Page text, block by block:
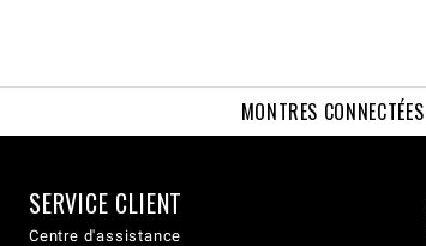
MONTRES CONNECTÉES
SERVICE CLIENT
Centre d'assistance